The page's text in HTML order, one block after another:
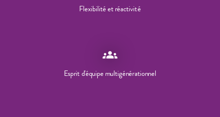
Flexibilité et réactivité
groups
Esprit d'équipe multigénérationnel